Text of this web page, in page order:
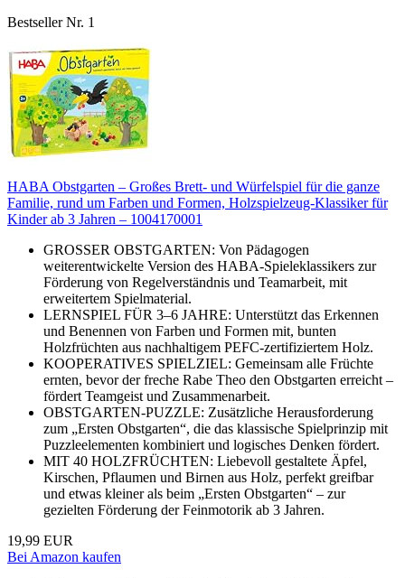
Bestseller Nr. 1
HABA Obstgarten – Großes Brett- und Würfelspiel für die ganze
Familie, rund um Farben und Formen, Holzspielzeug-Klassiker für
Kinder ab 3 Jahren – 1004170001
GROSSER OBSTGARTEN: Von Pädagogen
weiterentwickelte Version des HABA-Spieleklassikers zur
Förderung von Regelverständnis und Teamarbeit, mit
erweitertem Spielmaterial.
LERNSPIEL FÜR 3–6 JAHRE: Unterstützt das Erkennen
und Benennen von Farben und Formen mit, bunten
Holzfrüchten aus nachhaltigem PEFC-zertifiziertem Holz.
KOOPERATIVES SPIELZIEL: Gemeinsam alle Früchte
ernten, bevor der freche Rabe Theo den Obstgarten erreicht –
fördert Teamgeist und Zusammenarbeit.
OBSTGARTEN-PUZZLE: Zusätzliche Herausforderung
zum „Ersten Obstgarten“, die das klassische Spielprinzip mit
Puzzleelementen kombiniert und logisches Denken fördert.
MIT 40 HOLZFRÜCHTEN: Liebevoll gestaltete Äpfel,
Kirschen, Pflaumen und Birnen aus Holz, perfekt greifbar
und etwas kleiner als beim „Ersten Obstgarten“ – zur
gezielten Förderung der Feinmotorik ab 3 Jahren.
19,99 EUR
Bei Amazon kaufen